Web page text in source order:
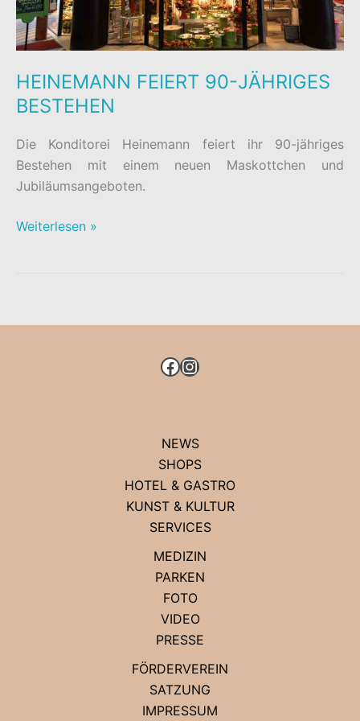
HEINEMANN FEIERT 90-JÄHRIGES
BESTEHEN
Die Konditorei Heinemann feiert ihr 90-jähriges
Bestehen mit einem neuen Maskottchen und
Jubiläumsangeboten.
HEINEMANN
Weiterlesen »
FACEBOOK
INSTAGRAM
NEWS
SHOPS
HOTEL & GASTRO
KUNST & KULTUR
SERVICES
MEDIZIN
PARKEN
FOTO
VIDEO
PRESSE
FÖRDERVEREIN
SATZUNG
IMPRESSUM